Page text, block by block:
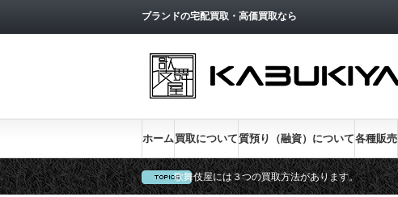
ブランドの宅配買取・高価買取なら
ホーム買取について質預り（融資）について各種販売
歌舞伎屋には３つの買取方法があります。